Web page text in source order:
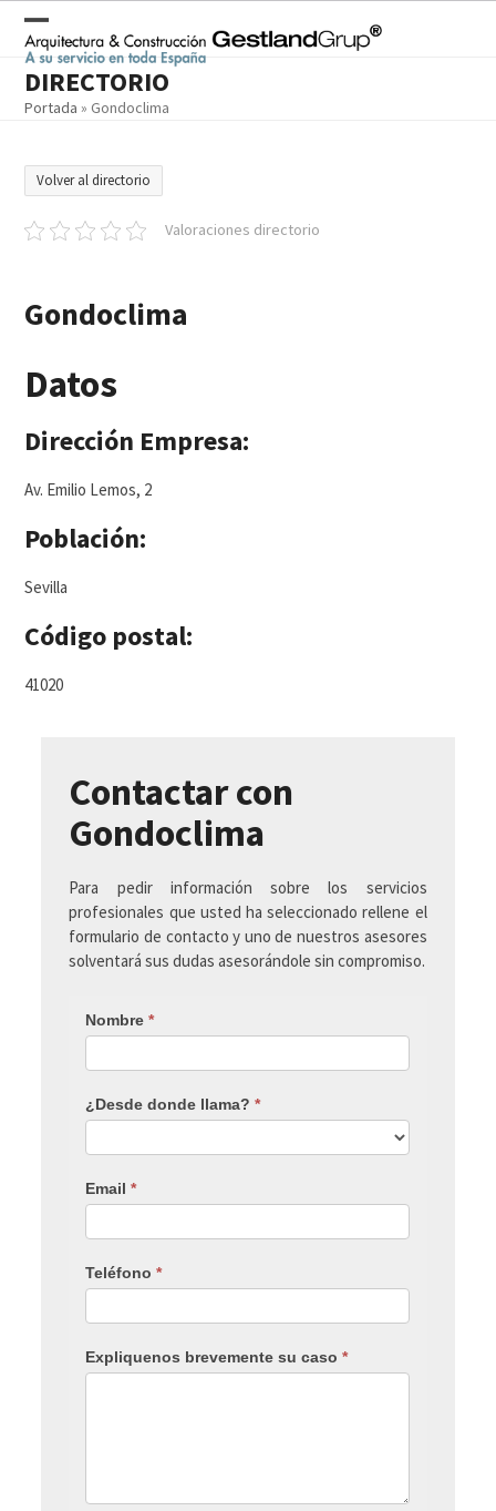
contentOpen
mobile
menu
Close
mobile
menu
DIRECTORIO
Portada » Gondoclima
Volver al directorio
Valoraciones directorio
Gondoclima
Datos
Dirección Empresa:
Av. Emilio Lemos, 2
Población:
Sevilla
Código postal:
41020
Contactar con
Gondoclima
Para pedir información sobre los servicios
profesionales que usted ha seleccionado rellene el
formulario de contacto y uno de nuestros asesores
solventará sus dudas asesorándole sin compromiso.
Nombre*
¿Desde donde llama?*
Email*
Teléfono*
Expliquenos brevemente su caso*